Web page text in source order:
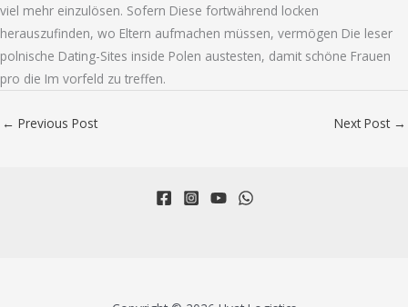
viel mehr einzulösen. Sofern Diese fortwährend locken
herauszufinden, wo Eltern aufmachen müssen, vermögen Die leser
polnische Dating-Sites inside Polen austesten, damit schöne Frauen
pro die Im vorfeld zu treffen.
← Previous Post Next Post →